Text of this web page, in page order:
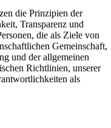
die Prinzipien der
Transparenz und
die als Ziele von
Gemeinschaft,
und der allgemeinen
Richtlinien, unserer
als